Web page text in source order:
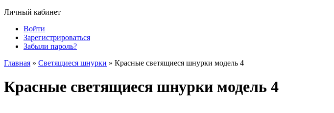
Личный кабинет
Войти
Зарегистрироваться
Забыли пароль?
Главная » Светящиеся шнурки » Красные светящиеся шнурки модель 4
Красные светящиеся шнурки модель 4